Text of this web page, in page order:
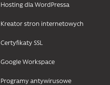
Hosting dla WordPressa
Kreator stron internetowych
Certyfikaty SSL
Google Workspace
Programy antywirusowe